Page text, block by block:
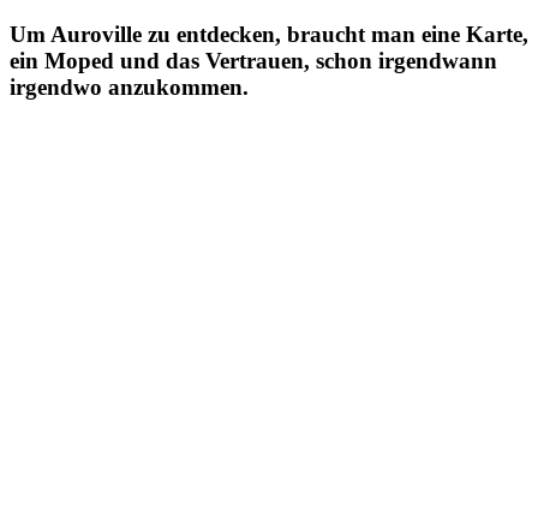
Um Auroville zu entdecken, braucht man eine Karte,
ein Moped und das Vertrauen, schon irgendwann
irgendwo anzukommen.